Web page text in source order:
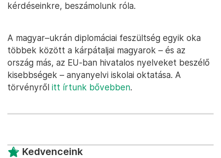
kérdéseinkre, beszámolunk róla.
A magyar–ukrán diplomáciai feszültség egyik oka
többek között a kárpátaljai magyarok – és az
ország más, az EU-ban hivatalos nyelveket beszélő
kisebbségek – anyanyelvi iskolai oktatása. A
törvényről itt írtunk bővebben.
Kedvenceink